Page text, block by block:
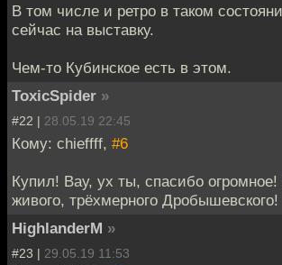
В том числе и ретро в таком
сейчас на выставку.
Чем-то Кубинское есть в этом.
ToxicSpider »
#22 | 28.05.19 22:45
Кому: chieffff, #6
Купил! Вау, ух ты, спасибо
живого, трёхмерного Дробышевского!
HighlanderM »
#23 | 29.05.19 11:53